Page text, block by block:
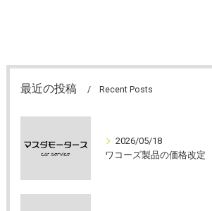
最近の投稿 Recent Posts
2026/05/18
ワコーズ製品の価格改定